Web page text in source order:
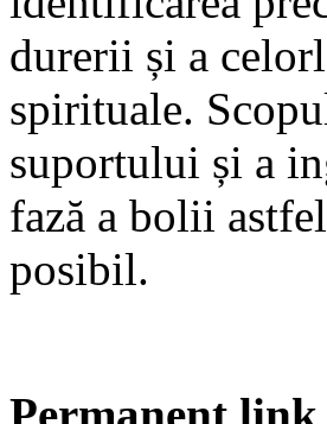
durerii și a
spirituale.
suportului și a
fază a bolii
posibil.
Permanent